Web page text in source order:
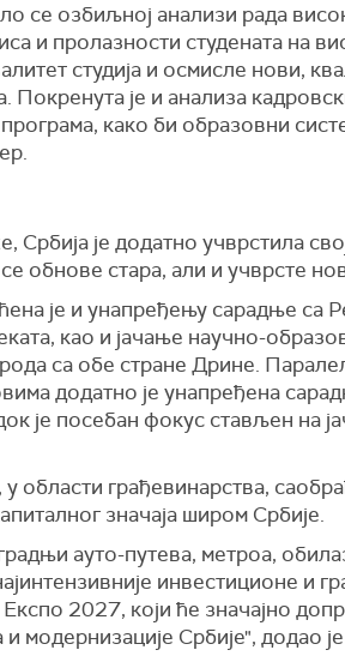
се озбиљној анализи рада
и пролазности студената на
студија и осмисле нови,
Покренута је и анализа
како би образовни
Србија је додатно учврстила
обнове стара, али и учврсте
је и унапређењу сарадње са
као и јачање научно-
са обе стране Дрине.
додатно је унапређена
је посебан фокус стављен на
области грађевинарства,
значаја широм Србије.
ауто-путева, метроа,
инвестиционе и
Експо 2027, који ће значајно
модернизације Србије", додао